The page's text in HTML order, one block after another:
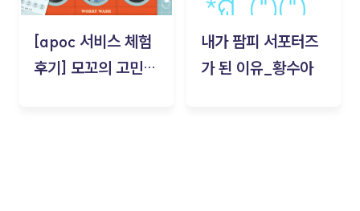
[apoc 서비스 체험
후기] 모꼬의 고민세
내가 팜피 서포터즈
가 된 이유_황수아